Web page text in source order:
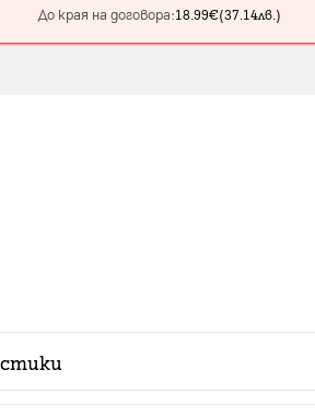
До края на договора:18.99€(37.14лв. )
:Samsung